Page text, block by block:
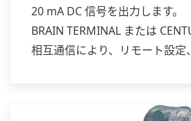
20 mA DC 信号を出力します。
BRAIN TERMINAL または
相互通信により、リモート設定
補足1: ダイアフラムシール機構